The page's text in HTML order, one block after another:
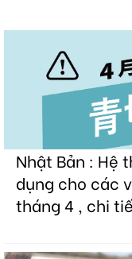
Nhật Bản : Hệ
dụng cho các
tháng 4 , chi